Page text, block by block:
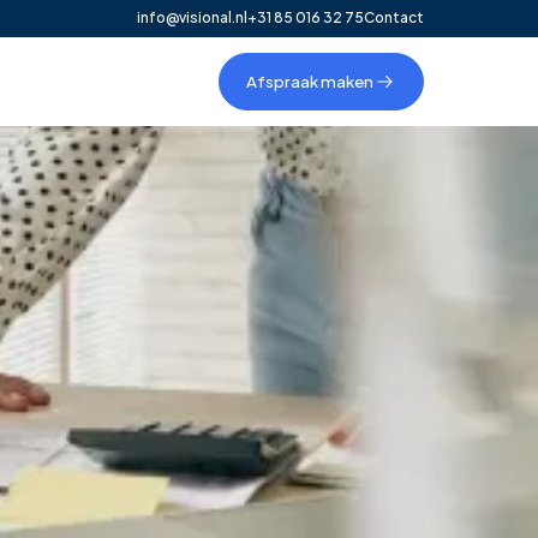
info@visional.nl +31 85 016 32 75Contact
Afspraak maken